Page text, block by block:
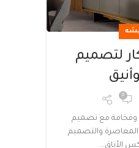
| 4 أفكار لتصميم
0
وفخامة مع تصميم
المعاصرة والتصميم
الأناق...